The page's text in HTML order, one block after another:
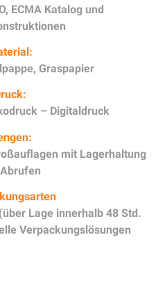
ECMA Katalog und
Graspapier
– Digitaldruck
mit Lagerhaltung
Lage innerhalb 48 Std.
Verpackungslösungen